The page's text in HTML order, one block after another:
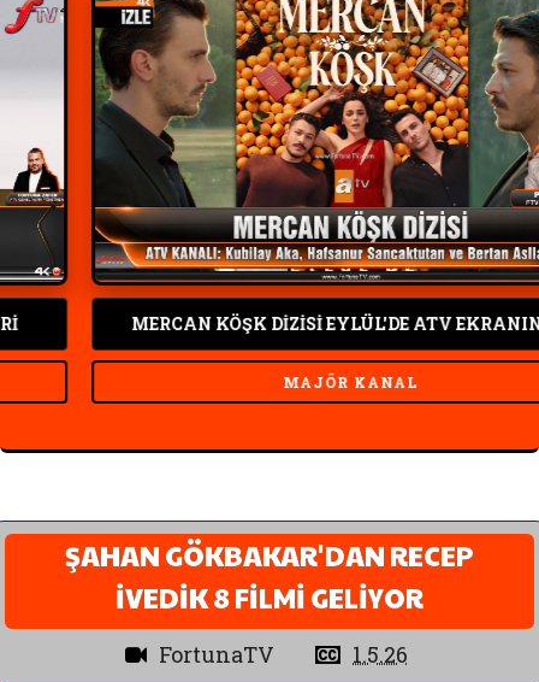
MERCAN KÖŞK DİZİSİ EYLÜL'DE ATV EKRANINDA
MAJÖR KANAL
ŞAHAN GÖKBAKAR'DAN RECEP
İVEDİK 8 FİLMİ GELİYOR
FortunaTV 1.5.26